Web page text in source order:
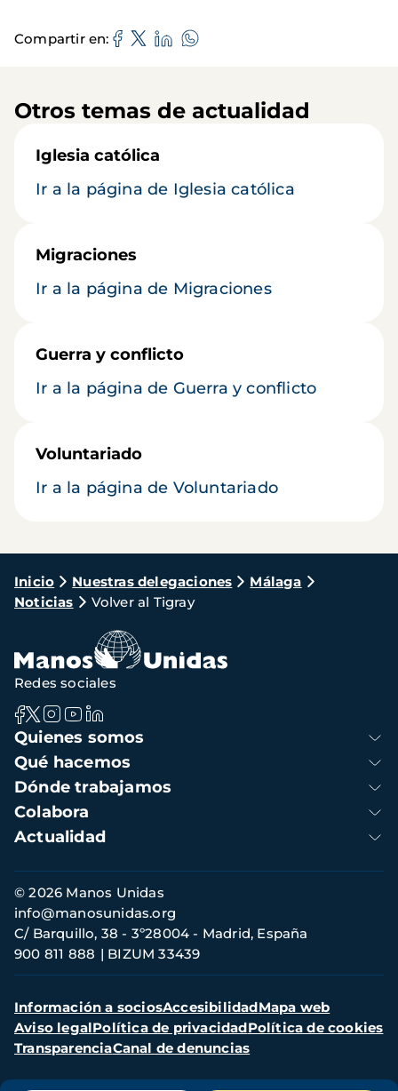
Compartir en
Otros temas de actualidad
Iglesia católica
Ir a la página de Iglesia católica
Migraciones
Ir a la página de Migraciones
Guerra y conflicto
Ir a la página de Guerra y conflicto
Voluntariado
Ir a la página de Voluntariado
Ruta
de
navegación
Inicio Nuestras delegaciones
Málaga
Noticias
Volver al Tigray
Navegación
principal
Quienes somos
Qué hacemos
Dónde trabajamos
Colabora
Actualidad
Redes sociales
Información
de
contacto
© 2026 Manos Unidas
C/ Barquillo, 38 - 3º28004 - Madrid, España
900 811 888
BIZUM 33439
info@manosunidas.org
Menú
secundario
Información a sociosAccesibilidadMapa web
Aviso legalPolítica de privacidadPolítica de cookies
TransparenciaCanal de denuncias